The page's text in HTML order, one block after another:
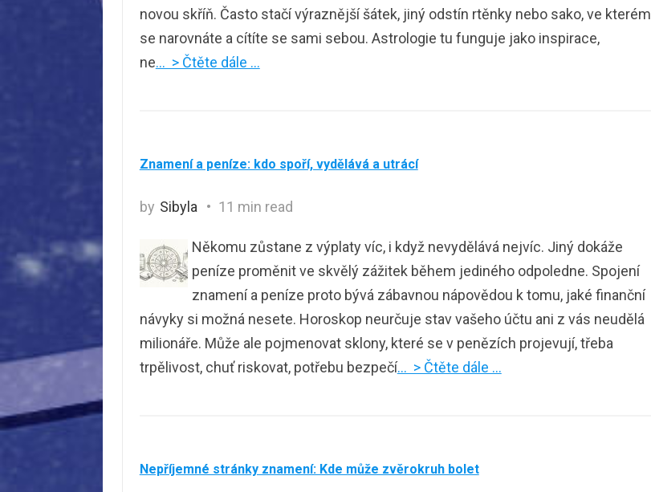
novou skříň. Často stačí výraznější šátek, jiný odstín rtěnky nebo sako, ve kterém
se narovnáte a cítíte se sami sebou. Astrologie tu funguje jako inspirace,
ne… > Čtěte dále …
Znamení a peníze: kdo spoří, vydělává a utrácí
by Sibyla 11 min read
Někomu zůstane z výplaty víc, i když nevydělává nejvíc. Jiný dokáže
peníze proměnit ve skvělý zážitek během jediného odpoledne. Spojení
znamení a peníze proto bývá zábavnou nápovědou k tomu, jaké finanční
návyky si možná nesete. Horoskop neurčuje stav vašeho účtu ani z vás neudělá
milionáře. Může ale pojmenovat sklony, které se v penězích projevují, třeba
trpělivost, chuť riskovat, potřebu bezpečí… > Čtěte dále …
Nepříjemné stránky znamení: Kde může zvěrokruh bolet